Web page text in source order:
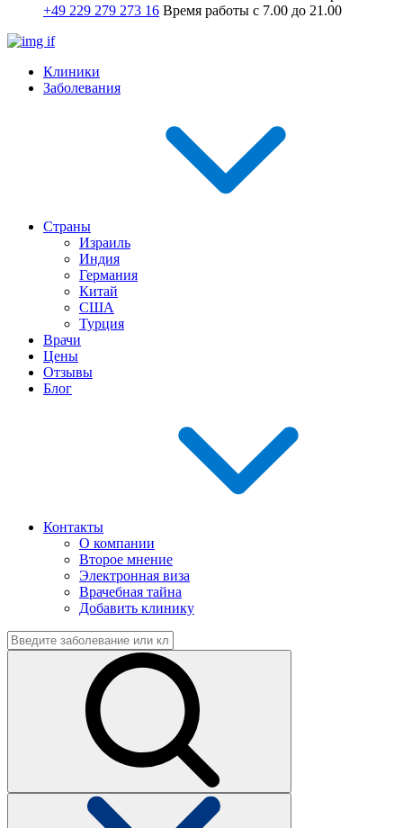
+49 229 279 273 16 Время работы с 7.00 до 21.00
Клиники
Заболевания
Страны
Израиль
Индия
Германия
Китай
США
Турция
Врачи
Цены
Отзывы
Блог
Контакты
О компании
Второе мнение
Электронная виза
Врачебная тайна
Добавить клинику